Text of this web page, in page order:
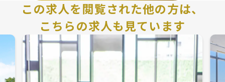
この求人を閲覧された他の方は、
こちらの求人も見ています